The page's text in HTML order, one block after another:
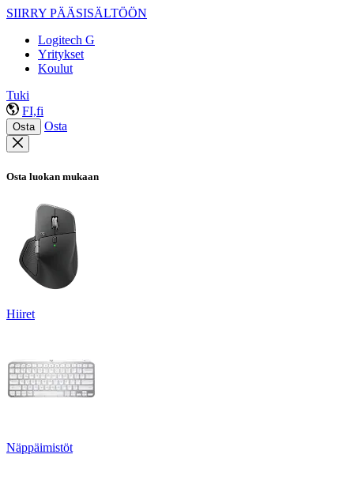
SIIRRY PÄÄSISÄLTÖÖN
Logitech G
Yritykset
Koulut
Tuki
FI,fi
Osta Osta
Osta luokan mukaan
Hiiret
Näppäimistöt